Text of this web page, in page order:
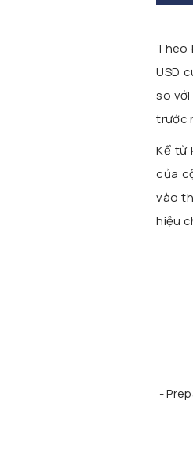
Theo
USD
so với
trước
Kể từ
của
vào
hiệu
-